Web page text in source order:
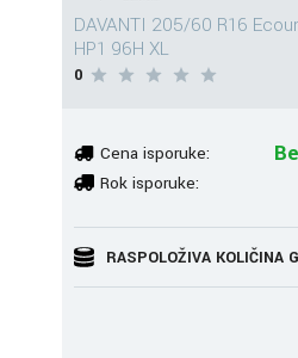
DAVANTI 205/60 R16
HP1 96H XL
0
Cena isporuke:
Rok isporuke:
RASPOLOŽIVA KOLIČINA